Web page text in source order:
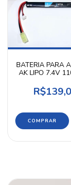
BATERIA PARA
AK LIPO 7.4V